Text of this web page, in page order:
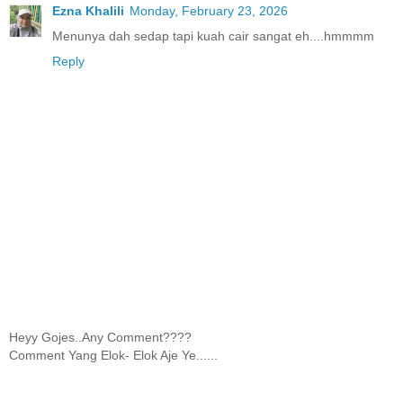
Ezna Khalili Monday, February 23, 2026
Menunya dah sedap tapi kuah cair sangat eh....hmmmm
Reply
Heyy Gojes..Any Comment????
Comment Yang Elok- Elok Aje Ye......